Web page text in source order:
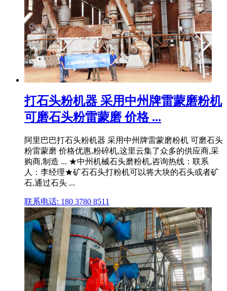
打石头粉机器 采用中州牌雷蒙磨粉机
可磨石头粉雷蒙磨 价格 ...
阿里巴巴打石头粉机器 采用中州牌雷蒙磨粉机 可磨石头
粉雷蒙磨 价格优惠,粉碎机,这里云集了众多的供应商,采
购商,制造 ... ★中州机械石头磨粉机,咨询热线：联系
人：李经理★矿石石头打粉机可以将大块的石头或者矿
石,通过石头 ...
联系电话: 180 3780 8511